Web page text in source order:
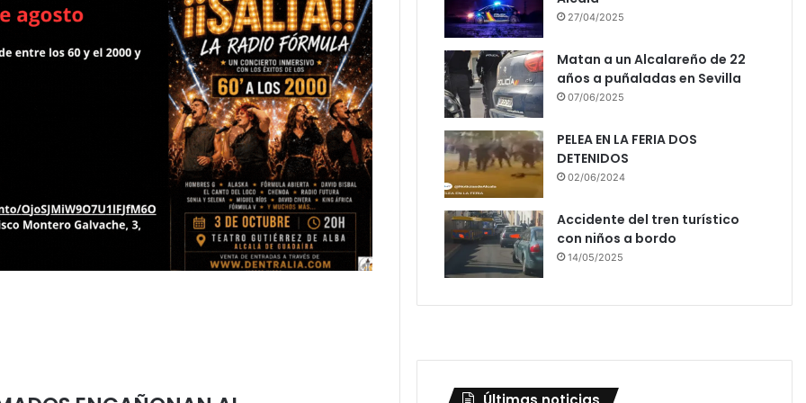
27/04/2025
Matan a un Alcalareño de 22
años a puñaladas en Sevilla
07/06/2025
PELEA EN LA FERIA DOS
DETENIDOS
02/06/2024
Accidente del tren turístico
con niños a bordo
14/05/2025